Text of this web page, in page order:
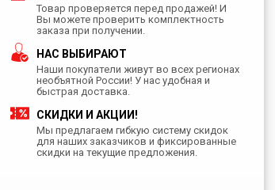
Товар проверяется перед продажей! И
Вы можете проверить комплектность
заказа при получении.
НАС ВЫБИРАЮТ
Наши покупатели живут во всех регионах
необъятной России! У нас удобная и
быстрая доставка.
СКИДКИ И АКЦИИ!
Мы предлагаем гибкую систему скидок
для наших заказчиков и фиксированные
скидки на текущие предложения.